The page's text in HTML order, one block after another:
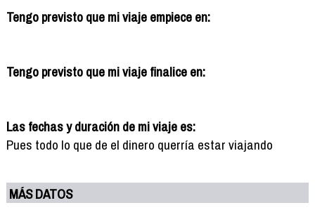
Tengo previsto que mi viaje empiece en:
Tengo previsto que mi viaje finalice en:
Las fechas y duración de mi viaje es:
Pues todo lo que de el dinero querría estar viajando
MÁS DATOS